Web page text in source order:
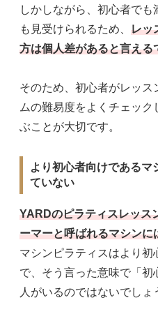
しかしながら、初心者で
も見受けられるため、 レッ
方は個人差があると言える
そのため、初心者がレッス
ムの難易度をよくチェッ
ぶことが大切です。
より初心者向けであるマ
ていない
YARDのピラティスレッス
ーマーと呼ばれるマシンに
マシンピラティスはより
で、そう言った意味で「初
人がいるのではないでしょ